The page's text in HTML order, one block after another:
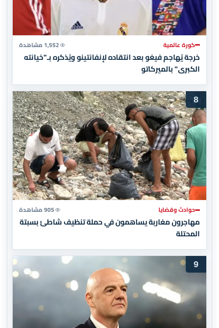
كورة عالمية 1,552 مشاهدة
خرجة يُهاجم فيغو بعد انتقاده لإنفانتينو ويُذكره بـ"خيانته
الكبرى" بالميركاتو
8
حوادث وقضايا 905 مشاهدة
مهاجرون مغاربة يساهمون في حملة تنظيف شاطئ بسبتة
المحتلة
9